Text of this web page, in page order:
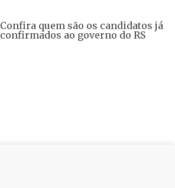
Confira quem são os candidatos já
confirmados ao governo do RS